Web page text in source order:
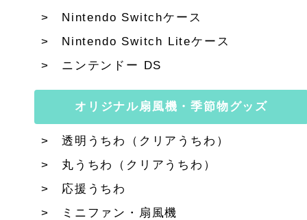
Nintendo Switchケース
Nintendo Switch Liteケース
ニンテンドー DS
オリジナル扇風機・季節物グッズ
透明うちわ（クリアうちわ）
丸うちわ（クリアうちわ）
応援うちわ
ミニファン・扇風機